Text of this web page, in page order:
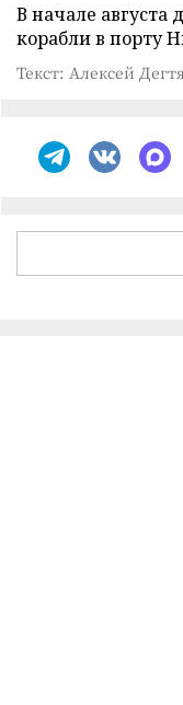
В начале августа
корабли в порту
Текст: Алексей